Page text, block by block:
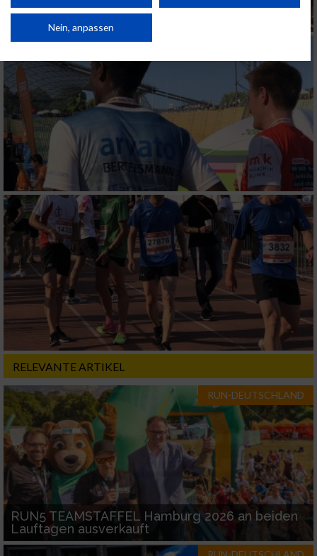
RELEVANTE ARTIKEL
RUN-DEUTSCHLAND
RUN5 TEAMSTAFFEL Hamburg 2026 an beiden
Lauftagen ausverkauft
von Inhalten.
Daten können außerhalb der Europäischen Union weitergegeben und in die
Website/App.
Partnerliste anzeigen (1 IAB-Anbieter)
Wir nutzen Ihre Daten für folgende Zwecke:
IAB-Verarbeitungszwecke:
Speichern von oder Zugriff auf Informationen
auf einem Endgerät
Verwendung reduzierter Daten zur Auswahl
von Werbeanzeigen
Erstellung von Profilen für personalisierte
Werbung
Verwendung von Profilen zur Auswahl
personalisierter Werbung
Erstellung von Profilen zur Personalisierung
von Inhalten
Verwendung von Profilen zur Auswahl
personalisierter Inhalte
Messung der Werbeleistung
Messung der Performance von Inhalten
Analyse von Zielgruppen durch Statistiken
oder Kombinationen von Daten aus
verschiedenen Quellen
Nein, anpassen